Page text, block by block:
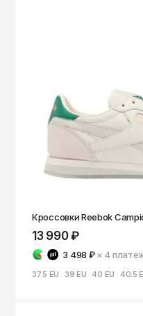
Кроссовки Reebok
13 990 ₽
3 498 ₽ × 4
37.5 EU 39 EU 40 EU 40.5